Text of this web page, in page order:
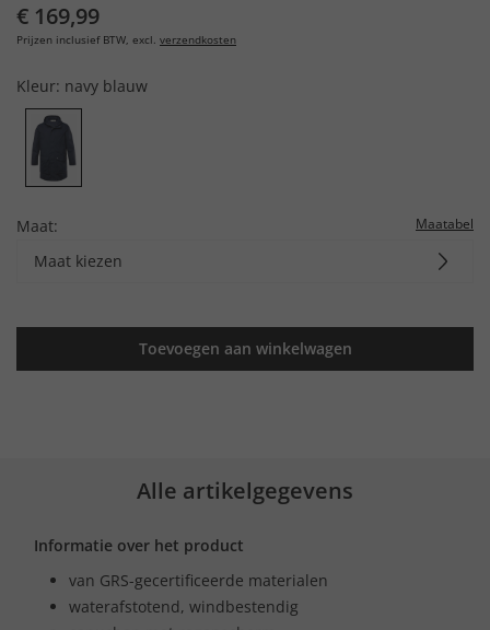
€ 169,99
Prijzen inclusief BTW, excl. verzendkosten
Kleur: navy blauw
Maat: Maatabel
Maat kiezen
Toevoegen aan winkelwagen
Alle artikelgegevens
Informatie over het product
van GRS-gecertificeerde materialen
waterafstotend, windbestendig